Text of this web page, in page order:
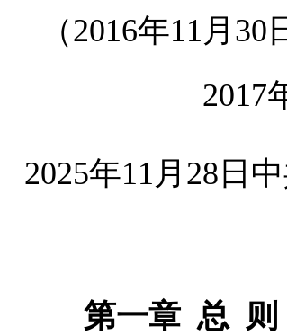
（2016年11月
2017
2025年11月28日
第一章 总 则